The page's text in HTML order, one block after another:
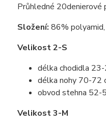
Průhledné 20denierové
Složení: 86%
Velikost 2-S
délka chodidla
délka nohy 70-72
obvod stehna 52-
Velikost 3-M